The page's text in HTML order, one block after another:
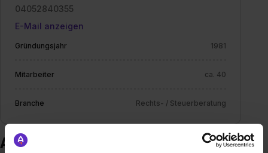
04052840355
E-Mail anzeigen
Gründungsjahr 1981
Mitarbeiter ca. 40
Branche Rechts- / Steuerberatung
Ausbildung bei RUGE FEHSENFELD